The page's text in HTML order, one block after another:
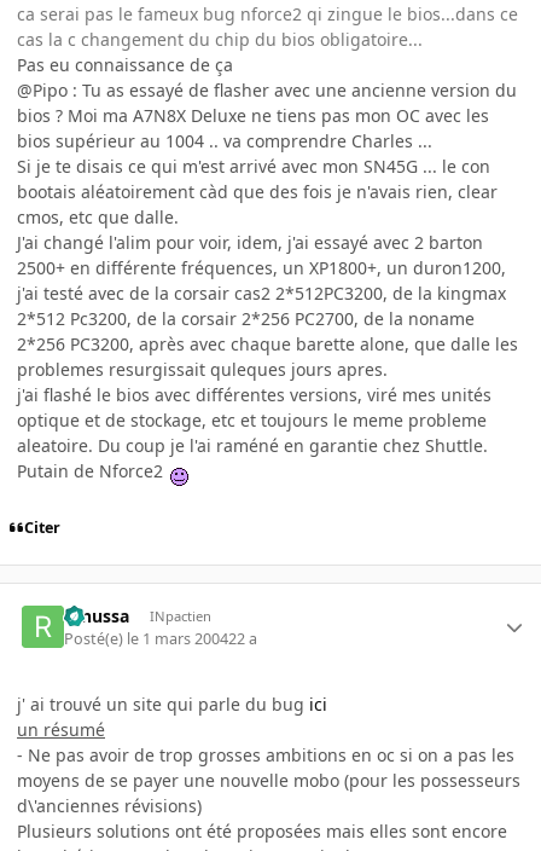
ca serai pas le fameux bug nforce2 qi zingue le bios...dans ce
cas la c changement du chip du bios obligatoire...
Pas eu connaissance de ça
@Pipo : Tu as essayé de flasher avec une ancienne version du
bios ? Moi ma A7N8X Deluxe ne tiens pas mon OC avec les
bios supérieur au 1004 .. va comprendre Charles ...
Si je te disais ce qui m'est arrivé avec mon SN45G ... le con
bootais aléatoirement càd que des fois je n'avais rien, clear
cmos, etc que dalle.
J'ai changé l'alim pour voir, idem, j'ai essayé avec 2 barton
2500+ en différente fréquences, un XP1800+, un duron1200,
j'ai testé avec de la corsair cas2 2*512PC3200, de la kingmax
2*512 Pc3200, de la corsair 2*256 PC2700, de la noname
2*256 PC3200, après avec chaque barette alone, que dalle les
problemes resurgissait quleques jours apres.
j'ai flashé le bios avec différentes versions, viré mes unités
optique et de stockage, etc et toujours le meme probleme
aleatoire. Du coup je l'ai raméné en garantie chez Shuttle.
Putain de Nforce2
Citer
renussa INpactien
Posté(e) le 1 mars 200422 a
j' ai trouvé un site qui parle du bug ici
un résumé
- Ne pas avoir de trop grosses ambitions en oc si on a pas les
moyens de se payer une nouvelle mobo (pour les possesseurs
d\'anciennes révisions)
Plusieurs solutions ont été proposées mais elles sont encore